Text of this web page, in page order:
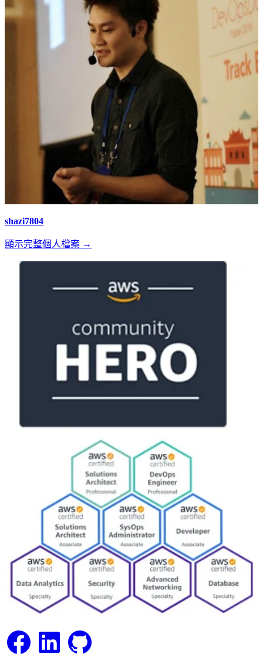
shazi7804
顯示完整個人檔案 →
FacebookLinkedIn GitHub